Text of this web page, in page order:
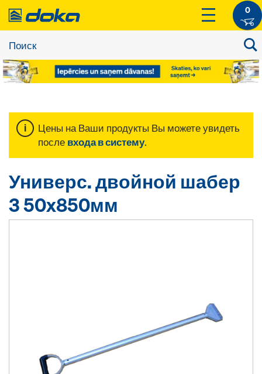
0
Цены на Ваши продукты Вы можете увидеть
после входа в систему.
Универс. двойной шабер
3 50x850мм